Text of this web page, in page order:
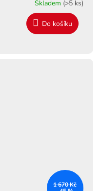
Skladem (>5 ks)
Do košíku
1 670 Kč